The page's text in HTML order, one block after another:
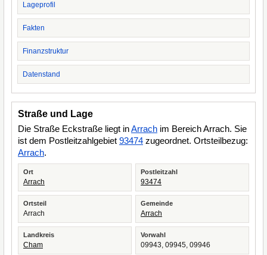
Lageprofil
Fakten
Finanzstruktur
Datenstand
Straße und Lage
Die Straße Eckstraße liegt inArrach im Bereich Arrach. Sie
ist dem Postleitzahlgebiet 93474 zugeordnet. Ortsteilbezug:
Arrach.
Ort
Arrach
Postleitzahl
93474
Ortsteil
Arrach
Gemeinde
Arrach
Landkreis
Cham
Vorwahl
09943, 09945, 09946